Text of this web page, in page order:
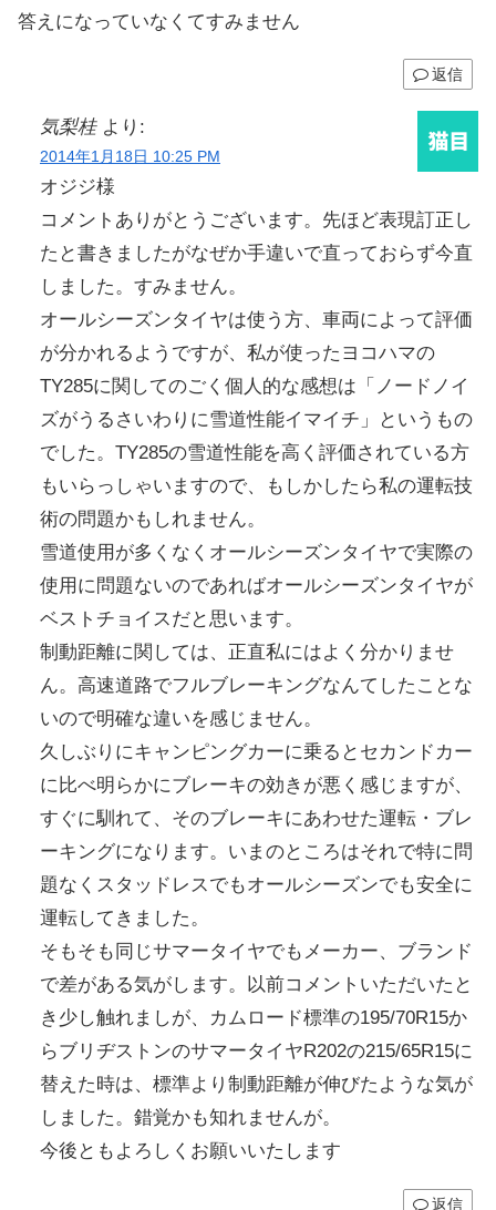
答えになっていなくてすみません
返信
気梨桂 より:
2014年1月18日 10:25 PM
オジジ様
コメントありがとうございます。先ほど表現訂正し
たと書きましたがなぜか手違いで直っておらず今直
しました。すみません。
オールシーズンタイヤは使う方、車両によって評価
が分かれるようですが、私が使ったヨコハマの
TY285に関してのごく個人的な感想は「ノードノイ
ズがうるさいわりに雪道性能イマイチ」というもの
でした。TY285の雪道性能を高く評価されている方
もいらっしゃいますので、もしかしたら私の運転技
術の問題かもしれません。
雪道使用が多くなくオールシーズンタイヤで実際の
使用に問題ないのであればオールシーズンタイヤが
ベストチョイスだと思います。
制動距離に関しては、正直私にはよく分かりませ
ん。高速道路でフルブレーキングなんてしたことな
いので明確な違いを感じません。
久しぶりにキャンピングカーに乗るとセカンドカー
に比べ明らかにブレーキの効きが悪く感じますが、
すぐに馴れて、そのブレーキにあわせた運転・ブレ
ーキングになります。いまのところはそれで特に問
題なくスタッドレスでもオールシーズンでも安全に
運転してきました。
そもそも同じサマータイヤでもメーカー、ブランド
で差がある気がします。以前コメントいただいたと
き少し触れましが、カムロード標準の195/70R15か
らブリヂストンのサマータイヤR202の215/65R15に
替えた時は、標準より制動距離が伸びたような気が
しました。錯覚かも知れませんが。
今後ともよろしくお願いいたします
返信